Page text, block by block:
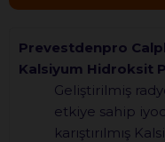
Prevestdenpro
Kalsiyum Hidroksit
Geliştirilmiş
etkiye sahip
karıştırılmış